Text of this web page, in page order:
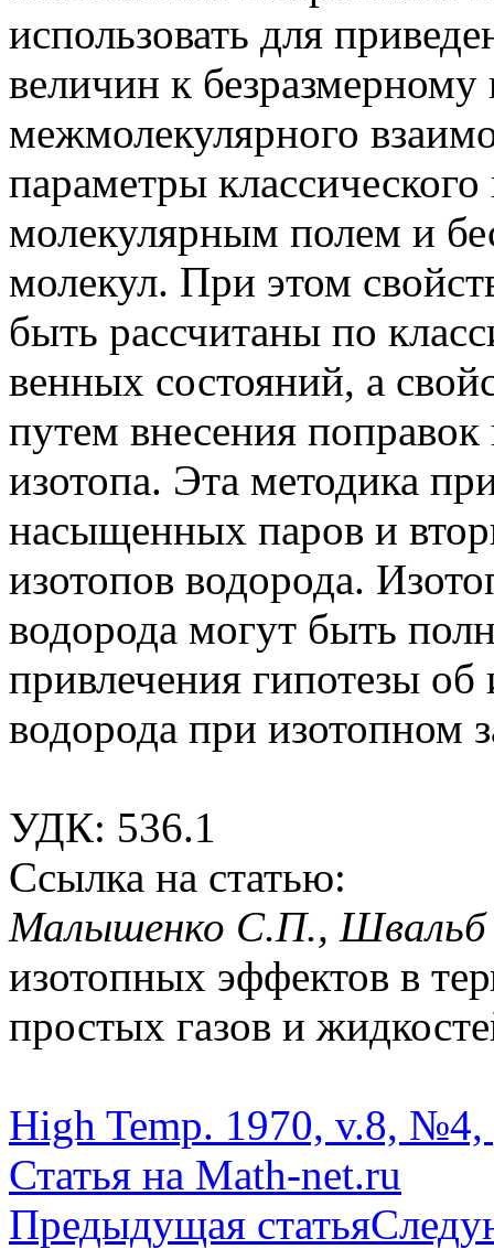
использовать для
величин к
межмолекулярного
параметры
молекулярным по­лем и
молекул. При этом
быть рассчитаны по
венных состояний, а
путем внесения по­правок
изотопа. Эта методика
насыщенных паров и
изотопов водорода.
водорода мо­гут быть
привлечения гипотезы
водорода при изотопном
УДК: 536.1
Ссылка на статью:
Малышенко С.П.,
изотопных эффектов в
простых газов и
High Temp. 1970, v.8, №4,
Статья на Math-net.ru
Предыдущая статья